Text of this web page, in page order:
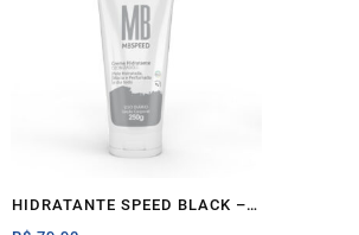
HIDRATANTE SPEED BLACK –